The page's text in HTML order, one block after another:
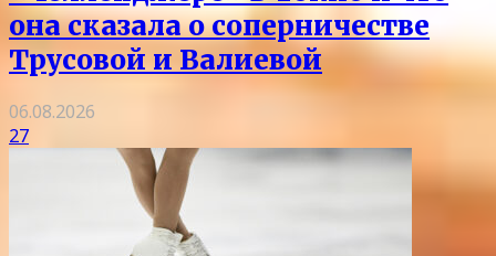
она сказала о соперничестве
Трусовой и Валиевой
06.08.2026
27